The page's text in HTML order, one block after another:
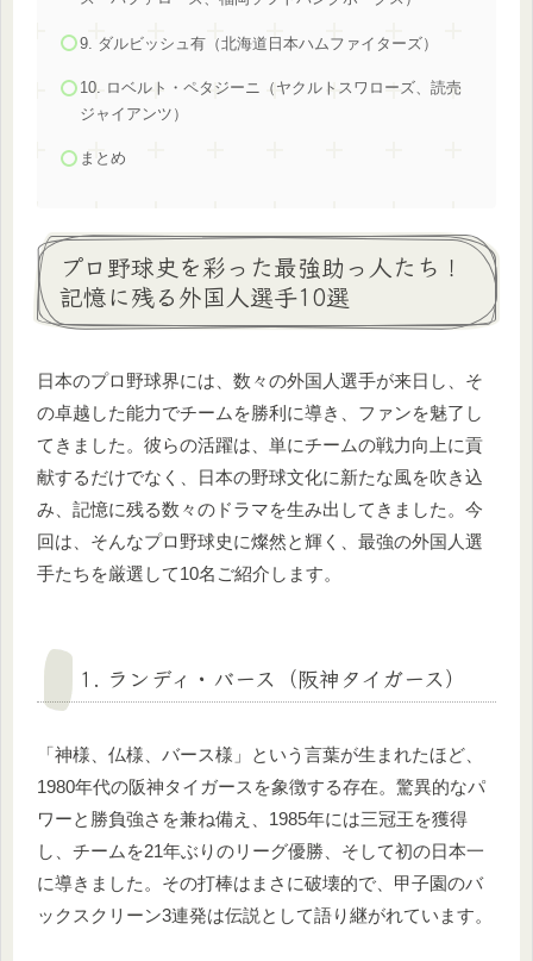
9. ダルビッシュ有（北海道日本ハムファイターズ）
10. ロベルト・ペタジーニ（ヤクルトスワローズ、読売
ジャイアンツ）
まとめ
プロ野球史を彩った最強助っ人たち！
記憶に残る外国人選手10選
日本のプロ野球界には、数々の外国人選手が来日し、そ
の卓越した能力でチームを勝利に導き、ファンを魅了し
てきました。彼らの活躍は、単にチームの戦力向上に貢
献するだけでなく、日本の野球文化に新たな風を吹き込
み、記憶に残る数々のドラマを生み出してきました。今
回は、そんなプロ野球史に燦然と輝く、最強の外国人選
手たちを厳選して10名ご紹介します。
1. ランディ・バース（阪神タイガース）
「神様、仏様、バース様」という言葉が生まれたほど、
1980年代の阪神タイガースを象徴する存在。驚異的なパ
ワーと勝負強さを兼ね備え、1985年には三冠王を獲得
し、チームを21年ぶりのリーグ優勝、そして初の日本一
に導きました。その打棒はまさに破壊的で、甲子園のバ
ックスクリーン3連発は伝説として語り継がれています。